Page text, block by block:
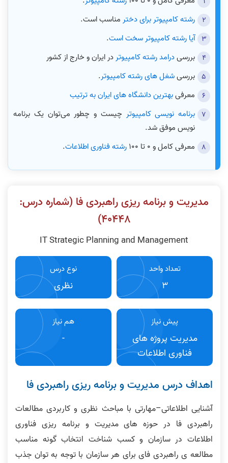
رشته کامپیوتر برای دختر مناسب است.
آیا رشته کامپیوتر سخت است.
بررسیدرامد رشته کامپیوتردر ایران و خارج از کشور
بررسیشغل های رشته کامپیوتر.
معرفیبهترین دانشگاه های ایران به ترتیب
برنامه نویسی کامپیوتر چیست و چطور می‌توان یک برنامه
نویس موفق شد.
معرفی کامل و 0 تا 100
رشته فناوری اطلاعات.
مدیریت و برنامه ریزی راهبردی فا (شماره درس:
۴٠۴۴٨)
IT Strategic Planning and Management
تعداد واحد
3
نوع درس
نظری
پیش نیاز
مدیریت پروژه های
فناوری اطلاعات
هم نیاز
-
اهداف درس مدیریت و برنامه ریزی راهبردی فا
آشنایی اطلاعاتی–مهارتی با مباحث نظری و کاربردی مطالعات
راهبردی فا در حوزه های مدیریت و برنامه ریزی فناوری
اطلاعات در سازمان و کسب شناخت انتخاب گونه مناسب
مطالعه ی راهبردی فای برای هر سازمان با توجه به توان جذب